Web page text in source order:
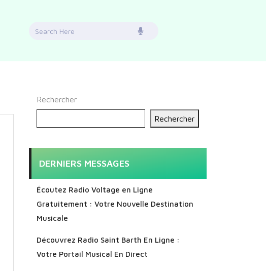
Search
Rechercher
Rechercher
DERNIERS MESSAGES
Écoutez Radio Voltage en Ligne
Gratuitement : Votre Nouvelle Destination
Musicale
Découvrez Radio Saint Barth En Ligne :
Votre Portail Musical En Direct